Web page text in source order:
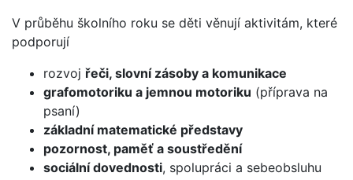
V průběhu školního roku se děti věnují aktivitám, které
podporují
rozvoj řeči, slovní zásoby a komunikace
grafomotoriku a jemnou motoriku (příprava na
psaní)
základní matematické představy
pozornost, paměť a soustředění
sociální dovednosti, spolupráci a sebeobsluhu